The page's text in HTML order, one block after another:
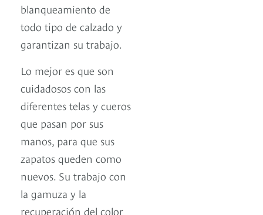
blanqueamiento de
todo tipo de calzado y
garantizan su trabajo.
Lo mejor es que son
cuidadosos con las
diferentes telas y cueros
que pasan por sus
manos, para que sus
zapatos queden como
nuevos. Su trabajo con
la gamuza y la
recuperación del color